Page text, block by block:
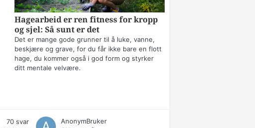
Hagearbeid er ren fitness for kropp
og sjel: Så sunt er det
Det er mange gode grunner til å luke, vanne,
beskjære og grave, for du får ikke bare en flott
hage, du kommer også i god form og styrker
ditt mentale velvære.
70 svar
AnonymBruker